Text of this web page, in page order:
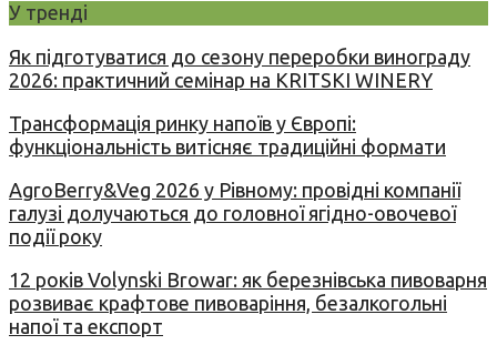
У тренді
Як підготуватися до сезону переробки винограду
2026: практичний семінар на KRITSKI WINERY
Трансформація ринку напоїв у Європі:
функціональність витісняє традиційні формати
AgroBerry&Veg 2026 у Рівному: провідні компанії
галузі долучаються до головної ягідно-овочевої
події року
12 років Volynski Browar: як березнівська пивоварня
розвиває крафтове пивоваріння, безалкогольні
напої та експорт